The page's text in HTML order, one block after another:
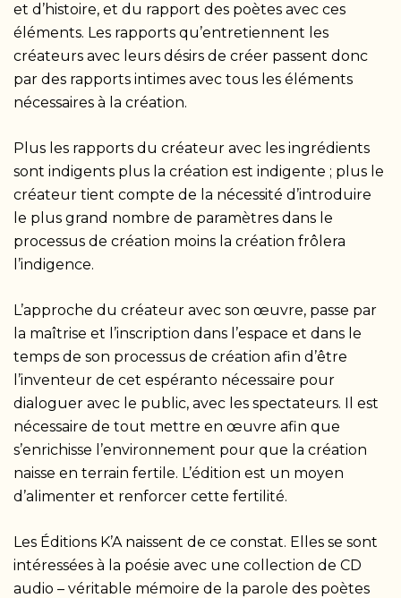
et d’histoire, et du rapport des poètes avec ces
éléments. Les rapports qu’entretiennent les
créateurs avec leurs désirs de créer passent donc
par des rapports intimes avec tous les éléments
nécessaires à la création.
Plus les rapports du créateur avec les ingrédients
sont indigents plus la création est indigente ; plus le
créateur tient compte de la nécessité d’introduire
le plus grand nombre de paramètres dans le
processus de création moins la création frôlera
l’indigence.
L’approche du créateur avec son œuvre, passe par
la maîtrise et l’inscription dans l’espace et dans le
temps de son processus de création afin d’être
l’inventeur de cet espéranto nécessaire pour
dialoguer avec le public, avec les spectateurs. Il est
nécessaire de tout mettre en œuvre afin que
s’enrichisse l’environnement pour que la création
naisse en terrain fertile. L’édition est un moyen
d’alimenter et renforcer cette fertilité.
Les Éditions K’A naissent de ce constat. Elles se sont
intéressées à la poésie avec une collection de CD
audio – véritable mémoire de la parole des poètes